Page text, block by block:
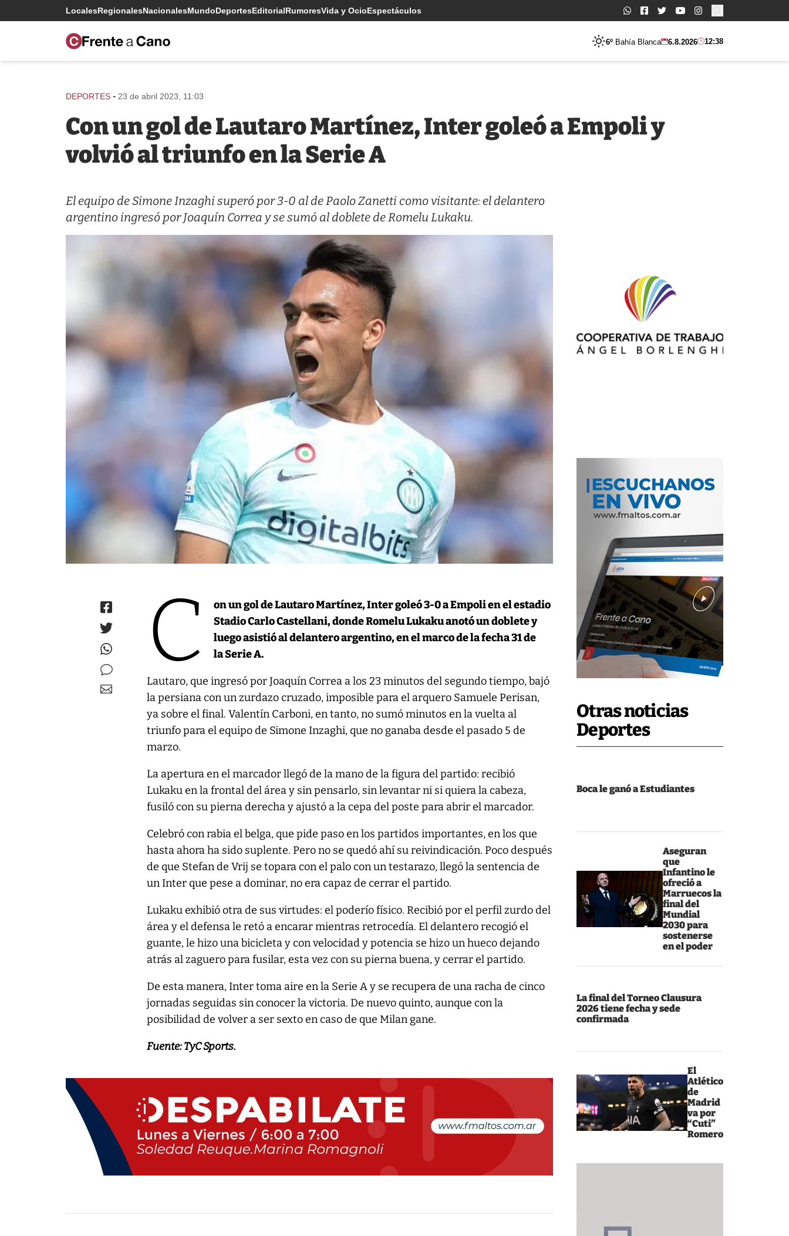
LocalesRegionalesNacionalesMundoDeportesEditorialRumoresVida y OcioEspectáculos Buscar:
6º Bahía Blanca 6.8.2026 12:38
Otras noticias
Deportes
Boca le ganó a Estudiantes
Aseguran
que
Infantino le
ofreció a
Marruecos la
final del
Mundial
2030 para
sostenerse
en el poder
La final del Torneo Clausura
2026 tiene fecha y sede
confirmada
El
Atlético
de
Madrid
va por
“Cuti”
Romero
DEPORTES - 23 de abril 2023, 11:03
Con un gol de Lautaro Martínez, Inter goleó a Empoli y
volvió al triunfo en la Serie A
El equipo de Simone Inzaghi superó por 3-0 al de Paolo Zanetti como visitante: el delantero
argentino ingresó por Joaquín Correa y se sumó al doblete de Romelu Lukaku.
C
on un gol de Lautaro Martínez, Inter goleó 3-0 a Empoli en el estadio
Stadio Carlo Castellani, donde Romelu Lukaku anotó un doblete y
luego asistió al delantero argentino, en el marco de la fecha 31 de
la Serie A.
Lautaro, que ingresó por Joaquín Correa a los 23 minutos del segundo tiempo, bajó
la persiana con un zurdazo cruzado, imposible para el arquero Samuele Perisan,
ya sobre el final. Valentín Carboni, en tanto, no sumó minutos en la vuelta al
triunfo para el equipo de Simone Inzaghi, que no ganaba desde el pasado 5 de
marzo.
La apertura en el marcador llegó de la mano de la figura del partido: recibió
Lukaku en la frontal del área y sin pensarlo, sin levantar ni si quiera la cabeza,
fusiló con su pierna derecha y ajustó a la cepa del poste para abrir el marcador.
Celebró con rabia el belga, que pide paso en los partidos importantes, en los que
hasta ahora ha sido suplente. Pero no se quedó ahí su reivindicación. Poco después
de que Stefan de Vrij se topara con el palo con un testarazo, llegó la sentencia de
un Inter que pese a dominar, no era capaz de cerrar el partido.
Lukaku exhibió otra de sus virtudes: el poderío físico. Recibió por el perfil zurdo del
área y el defensa le retó a encarar mientras retrocedía. El delantero recogió el
guante, le hizo una bicicleta y con velocidad y potencia se hizo un hueco dejando
atrás al zaguero para fusilar, esta vez con su pierna buena, y cerrar el partido.
De esta manera, Inter toma aire en la Serie A y se recupera de una racha de cinco
jornadas seguidas sin conocer la victoria. De nuevo quinto, aunque con la
posibilidad de volver a ser sexto en caso de que Milan gane.
Fuente: TyC Sports.